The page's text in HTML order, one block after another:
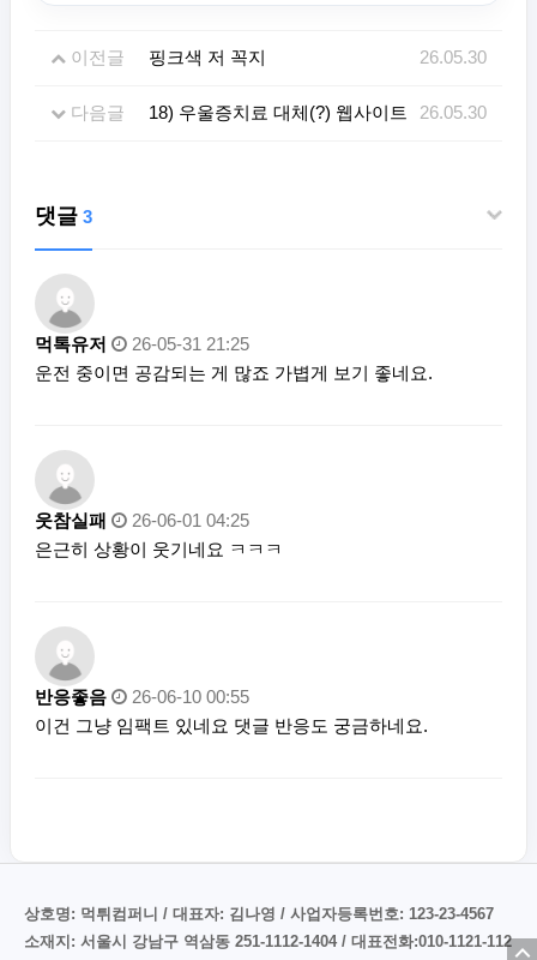
이전글 핑크색 저 꼭지 26.05.30
다음글 18) 우울증치료 대체(?) 웹사이트 26.05.30
댓글 3
먹톡유저
26-05-31 21:25
운전 중이면 공감되는 게 많죠 가볍게 보기 좋네요.
웃참실패
26-06-01 04:25
은근히 상황이 웃기네요 ㅋㅋㅋ
반응좋음
26-06-10 00:55
이건 그냥 임팩트 있네요 댓글 반응도 궁금하네요.
상호명: 먹튀컴퍼니 / 대표자: 김나영 / 사업자등록번호: 123-23-4567
소재지: 서울시 강남구 역삼동 251-1112-1404 / 대표전화:010-1121-112